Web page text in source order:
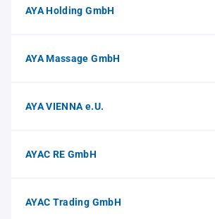
AYA Holding GmbH
AYA Massage GmbH
AYA VIENNA e.U.
AYAC RE GmbH
AYAC Trading GmbH